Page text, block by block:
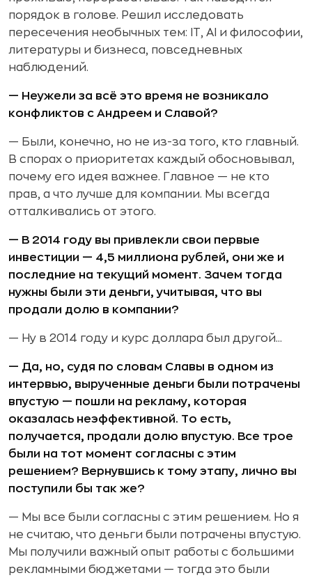
порядок в голове. Решил исследовать
пересечения необычных тем: IT, AI и философии,
литературы и бизнеса, повседневных
наблюдений.
— Неужели за всё это время не возникало
конфликтов с Андреем и Славой?
— Были, конечно, но не из-за того, кто главный.
В спорах о приоритетах каждый обосновывал,
почему его идея важнее. Главное — не кто
прав, а что лучше для компании. Мы всегда
отталкивались от этого.
— В 2014 году вы привлекли свои первые
инвестиции — 4,5 миллиона рублей, они же и
последние на текущий момент. Зачем тогда
нужны были эти деньги, учитывая, что вы
продали долю в компании?
— Ну в 2014 году и курс доллара был другой...
— Да, но, судя по словам Славы в одном из
интервью, вырученные деньги были потрачены
впустую — пошли на рекламу, которая
оказалась неэффективной. То есть,
получается, продали долю впустую. Все трое
были на тот момент согласны с этим
решением? Вернувшись к тому этапу, лично вы
поступили бы так же?
— Мы все были согласны с этим решением. Но я
не считаю, что деньги были потрачены впустую.
Мы получили важный опыт работы с большими
рекламными бюджетами — тогда это были